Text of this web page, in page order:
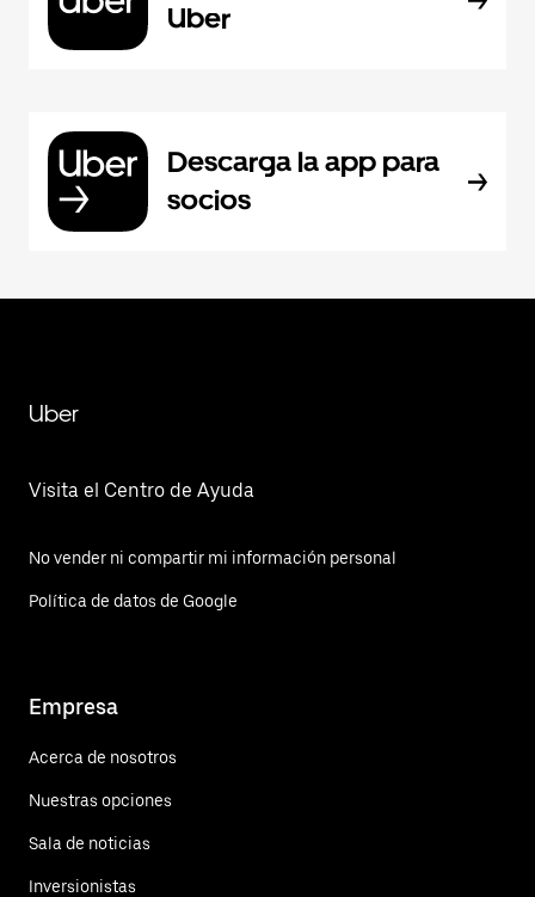
Uber
Descarga la app para
socios
Uber
Visita el Centro de Ayuda
No vender ni compartir mi información personal
Política de datos de Google
Empresa
Acerca de nosotros
Nuestras opciones
Sala de noticias
Inversionistas